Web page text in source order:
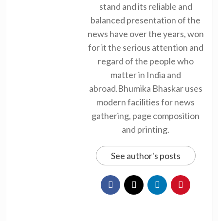
stand and its reliable and
balanced presentation of the
news have over the years, won
for it the serious attention and
regard of the people who
matter in India and
abroad.Bhumika Bhaskar uses
modern facilities for news
gathering, page composition
and printing.
See author's posts